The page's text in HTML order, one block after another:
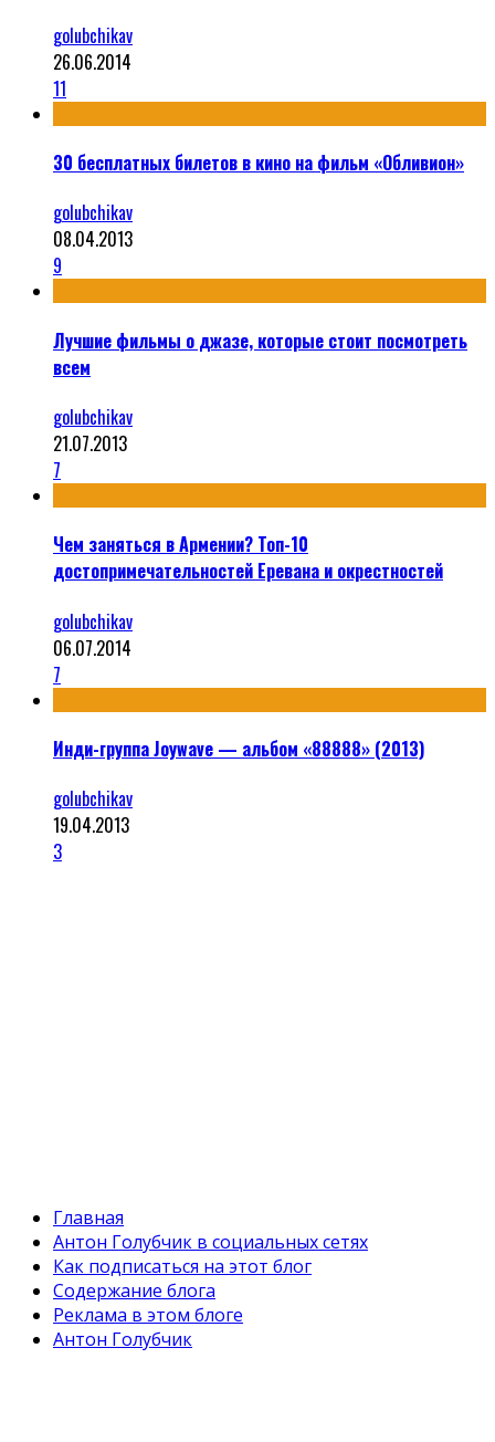
golubchikav
26.06.2014
11
30 бесплатных билетов в кино на фильм «Обливион»
golubchikav
08.04.2013
9
Лучшие фильмы о джазе, которые стоит посмотреть
всем
golubchikav
21.07.2013
7
Чем заняться в Армении? Топ-10
достопримечательностей Еревана и окрестностей
golubchikav
06.07.2014
7
Инди-группа Joywave — альбом «88888» (2013)
golubchikav
19.04.2013
3
Главная
Антон Голубчик в социальных сетях
Как подписаться на этот блог
Содержание блога
Реклама в этом блоге
Антон Голубчик